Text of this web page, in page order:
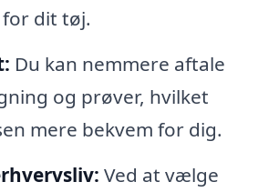
dit tøj.
Du kan nemmere aftale
og prøver, hvilket
mere bekvem for dig.
Ved at vælge